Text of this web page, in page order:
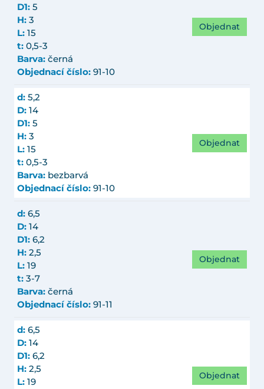
D1: 5
H: 3
L: 15
t: 0,5-3
Barva: černá
Objednací číslo: 91-10
Objednat
d: 5,2
D: 14
D1: 5
H: 3
L: 15
t: 0,5-3
Barva: bezbarvá
Objednací číslo: 91-10
Objednat
d: 6,5
D: 14
D1: 6,2
H: 2,5
L: 19
t: 3-7
Barva: černá
Objednací číslo: 91-11
Objednat
d: 6,5
D: 14
D1: 6,2
H: 2,5
L: 19
Objednat